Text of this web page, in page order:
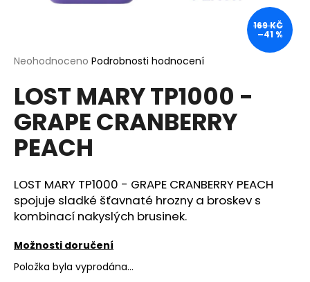
Průměrné
produktu
je
0,0
z
5
hvězdiček.
Neohodnoceno Podrobnosti hodnocení
LOST MARY TP1000 -
GRAPE CRANBERRY
PEACH
LOST MARY TP1000 - GRAPE CRANBERRY PEACH
spojuje sladké šťavnaté hrozny a broskev s
kombinací nakyslých brusinek.
Možnosti doručení
Položka byla vyprodána…
169 KČ
–41 %
í
t
?
D
p
o